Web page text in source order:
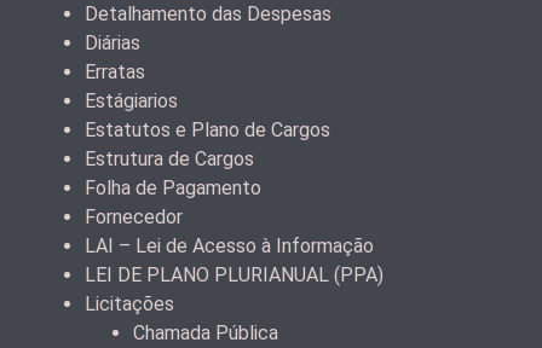
Detalhamento das Despesas
Diárias
Erratas
Estágiarios
Estatutos e Plano de Cargos
Estrutura de Cargos
Folha de Pagamento
Fornecedor
LAI – Lei de Acesso à Informação
LEI DE PLANO PLURIANUAL (PPA)
Licitações
Chamada Pública